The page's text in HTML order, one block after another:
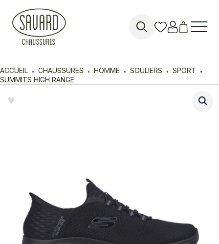
ACCUEIL CHAUSSURES HOMME SOULIERS
SPORT
SUMMITS HIGH RANGE
♥︎